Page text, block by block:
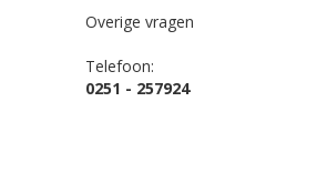
Overige vragen
Telefoon:
0251 - 257924